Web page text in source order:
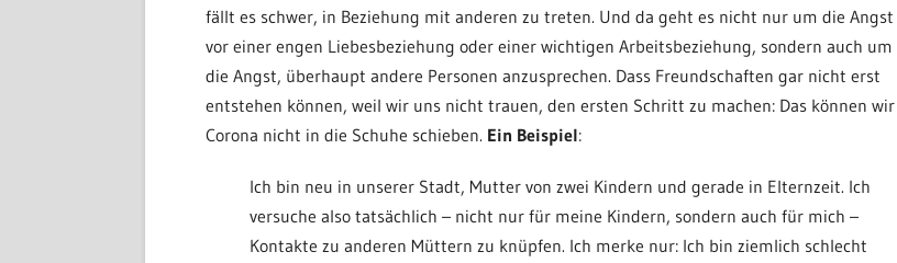
fällt es schwer, in Beziehung mit anderen zu treten. Und da geht es nicht nur um die Angst
vor einer engen Liebesbeziehung oder einer wichtigen Arbeitsbeziehung, sondern auch um
die Angst, überhaupt andere Personen anzusprechen. Dass Freundschaften gar nicht erst
entstehen können, weil wir uns nicht trauen, den ersten Schritt zu machen: Das können wir
Corona nicht in die Schuhe schieben. Ein Beispiel:
Ich bin neu in unserer Stadt, Mutter von zwei Kindern und gerade in Elternzeit. Ich
versuche also tatsächlich – nicht nur für meine Kindern, sondern auch für mich –
Kontakte zu anderen Müttern zu knüpfen. Ich merke nur: Ich bin ziemlich schlecht